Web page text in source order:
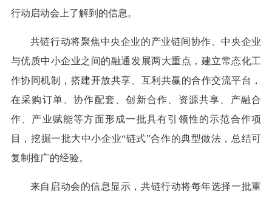
行动启动会上了解到的信息。
共链行动将聚焦中央企业的产业链间协作、中央企业
与优质中小企业之间的融通发展两大重点，建立常态化工
作协同机制，搭建开放共享、互利共赢的合作交流平台，
在采购订单、协作配套、创新合作、资源共享、产融合
作、产业赋能等方面形成一批具有引领性的示范合作项
目，挖掘一批大中小企业“链式”合作的典型做法，总结可
复制推广的经验。
来自启动会的信息显示，共链行动将每年选择一批重